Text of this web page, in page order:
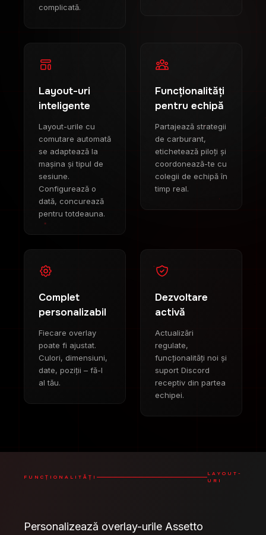
complicată.
Layout-uri
inteligente
Layout-urile cu
comutare automată
se adaptează la
mașina și tipul de
sesiune.
Configurează o
dată, concurează
pentru totdeauna.
Funcționalități
pentru echipă
Partajează strategii
de carburant,
etichetează piloți și
coordonează-te cu
colegii de echipă în
timp real.
Complet
personalizabil
Fiecare overlay
poate fi ajustat.
Culori, dimensiuni,
date, poziții – fă-l
al tău.
Dezvoltare
activă
Actualizări
regulate,
funcționalități noi și
suport Discord
receptiv din partea
echipei.
FUNCȚIONALITĂȚI
LAYOUT-
URI
Personalizează overlay-urile Assetto